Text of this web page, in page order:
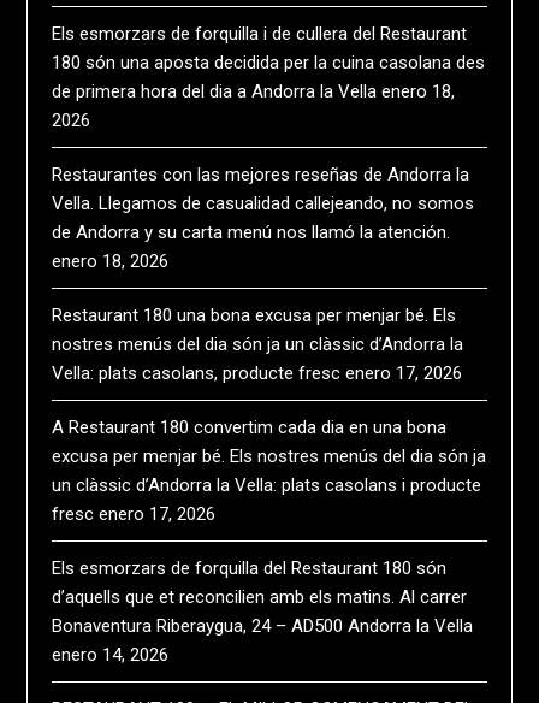
Els esmorzars de forquilla i de cullera del Restaurant
180 són una aposta decidida per la cuina casolana des
de primera hora del dia a Andorra la Vella enero 18,
2026
Restaurantes con las mejores reseñas de Andorra la
Vella. Llegamos de casualidad callejeando, no somos
de Andorra y su carta menú nos llamó la atención.
enero 18, 2026
Restaurant 180 una bona excusa per menjar bé. Els
nostres menús del dia són ja un clàssic d’Andorra la
Vella: plats casolans, producte fresc enero 17, 2026
A Restaurant 180 convertim cada dia en una bona
excusa per menjar bé. Els nostres menús del dia són ja
un clàssic d’Andorra la Vella: plats casolans i producte
fresc enero 17, 2026
Els esmorzars de forquilla del Restaurant 180 són
d’aquells que et reconcilien amb els matins. Al carrer
Bonaventura Riberaygua, 24 – AD500 Andorra la Vella
enero 14, 2026